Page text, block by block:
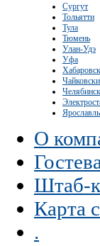
Сургут
Тольятти
Тула
Тюмень
Улан-Удэ
Уфа
Хабаровск
Челябинск
Ярославль
О
Штаб-
Карта
.